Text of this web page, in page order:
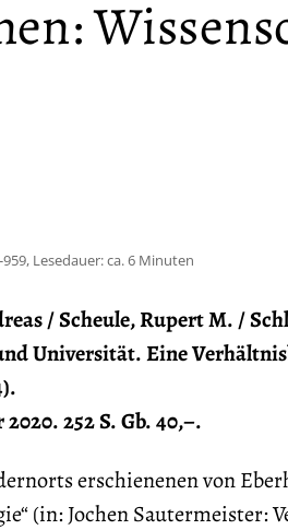
Lesedauer: ca. 6 Minuten
/ Scheule, Rupert M. /
Universität. Eine
252 S. Gb. 40,–.
erschienenen von
(in: Jochen